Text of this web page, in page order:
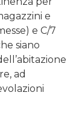
e
e C/7
siano
ad